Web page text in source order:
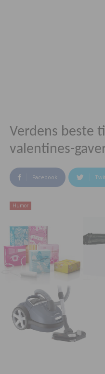
Verdens beste
valentines-
Facebook
Humor